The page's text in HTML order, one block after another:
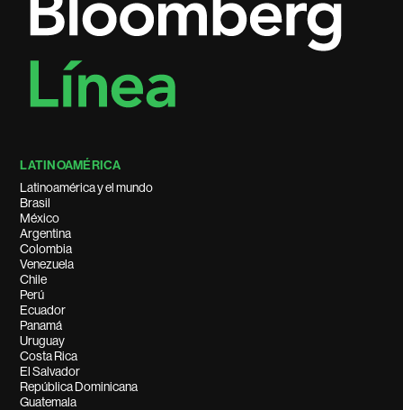
LATINOAMÉRICA
Latinoamérica y el mundo
Brasil
México
Argentina
Colombia
Venezuela
Chile
Perú
Ecuador
Panamá
Uruguay
Costa Rica
El Salvador
República Dominicana
Guatemala